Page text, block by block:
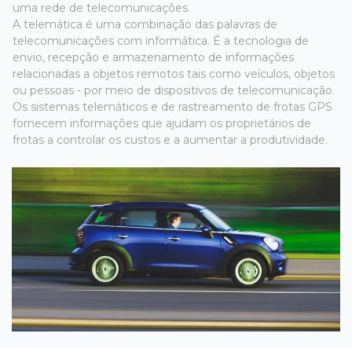
uma rede de telecomunicações.
A telemática é uma combinação das palavras de
telecomunicações com informática. É a tecnologia de
envio, recepção e armazenamento de informações
relacionadas a objetos remotos tais como veículos, objetos
ou pessoas - por meio de dispositivos de telecomunicação.
Os sistemas telemáticos e de rastreamento de frotas GPS
fornecem informações que ajudam os proprietários de
frotas a controlar os custos e a aumentar a produtividade.